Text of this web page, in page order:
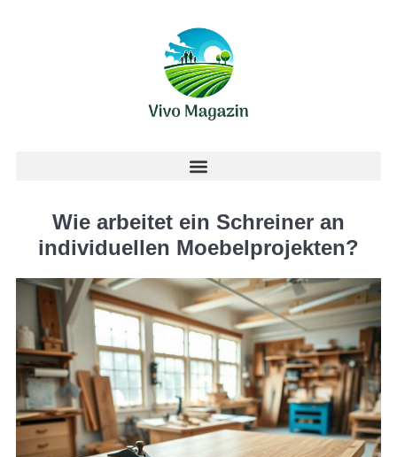
Wie arbeitet ein Schreiner an
individuellen Moebelprojekten?